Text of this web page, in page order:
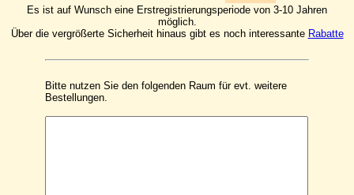
Es ist auf Wunsch eine Erstregistrierungsperiode von 3-10 Jahren
möglich.
Über die vergrößerte Sicherheit hinaus gibt es noch interessante Rabatte
Bitte nutzen Sie den folgenden Raum für evt. weitere
Bestellungen.